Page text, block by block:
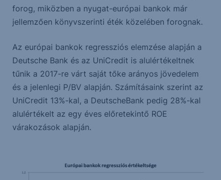
forog, miközben a nyugat-európai bankok már
jellemzően könyvszerinti éték közelében forognak.
Az európai bankok regressziós elemzése alapján a
Deutsche Bank és az UniCredit is alulértékeltnek
tűnik a 2017-re várt saját tőke arányos jövedelem
és a jelenlegi P/BV alapján. Számításaink szerint az
UniCredit 13%-kal, a DeutscheBank pedig 28%-kal
alulértékelt az egy éves előretekintő ROE
várakozások alapján.